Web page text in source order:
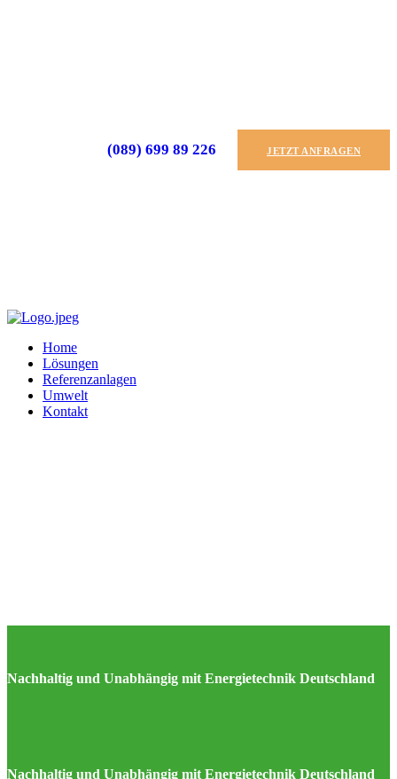
(089) 699 89 226 JETZT ANFRAGEN
Home
Lösungen
Referenzanlagen
Umwelt
Kontakt
Nachhaltig und Unabhängig mit Energietechnik Deutschland
Nachhaltig und Unabhängig mit Energietechnik Deutschland